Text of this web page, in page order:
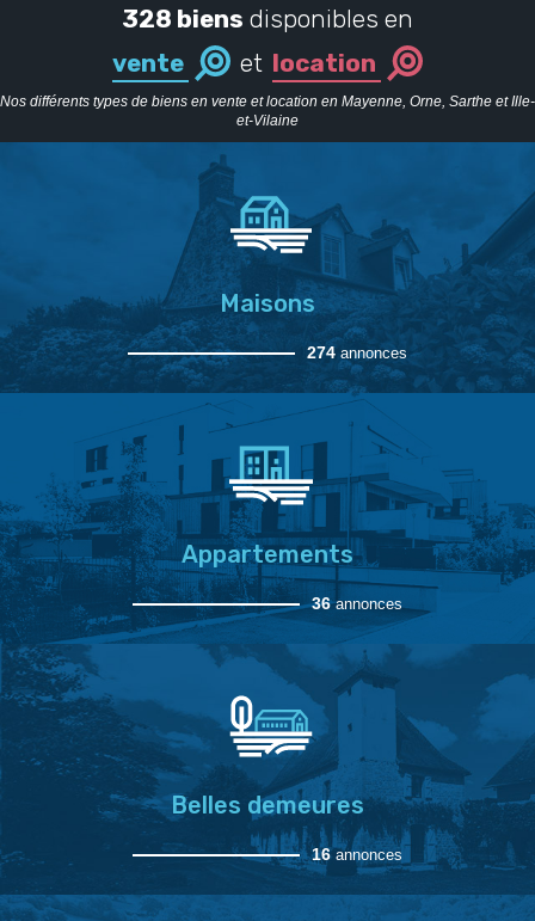
328 biens disponibles en
vente
et location
Nos différents types de biens en vente et location en Mayenne, Orne, Sarthe et Ille-
et-Vilaine
Maisons
274 annonces
Appartements
36annonces
Belles demeures
16annonces